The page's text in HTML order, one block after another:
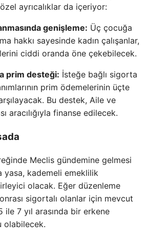
ayrıcalıklar da içeriyor:
genişleme: Üç çocuğa
hakkı sayesinde kadın çalışanlar,
ciddi oranda öne çekebilecek.
prim desteği: İsteğe bağlı sigorta
prim ödemelerinin üçte
Bu destek, Aile ve
aracılığıyla finanse edilecek.
Meclis gündemine gelmesi
yasa, kademeli emeklilik
olacak. Eğer düzenleme
sigortalı olanlar için mevcut
7 yıl arasında bir erkene
olabilecek.